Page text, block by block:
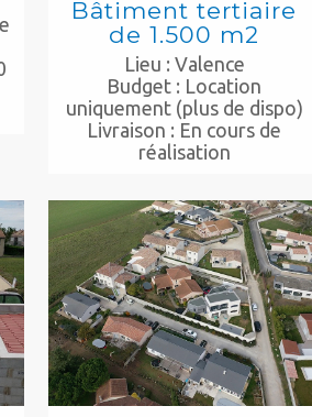
Bâtiment tertiaire
de 1.500 m2
Lieu : Valence
Budget : Location
uniquement (plus de dispo)
Livraison : En cours de
réalisation